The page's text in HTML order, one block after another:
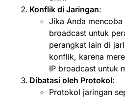
Konflik di Jaringan:
Jika Anda mencoba
broadcast untuk
perangkat lain di
konflik, karena
IP broadcast untuk
Dibatasi oleh Protokol:
Protokol jaringan